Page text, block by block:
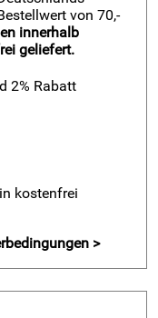
von 70,-
innerhalb
geliefert.
2% Rabatt
kostenfrei
>